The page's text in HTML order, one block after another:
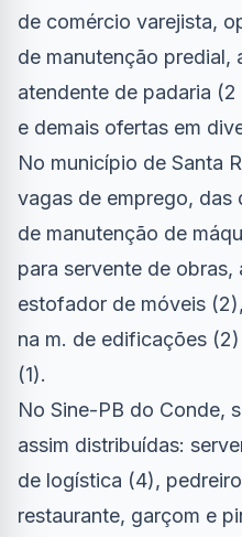
de comércio varejista,
de manutenção predial,
atendente de padaria
e demais ofertas em
No município de Santa
vagas de emprego, das
de manutenção de
para servente de obras,
estofador de móveis
na m. de edificações
(1).
No Sine-PB do Conde,
assim distribuídas:
de logística (4),
restaurante, garçom e